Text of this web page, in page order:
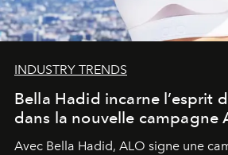
INDUSTRY TRENDS
Bella Hadid incarne l’esprit
dans la nouvelle campagne
Avec Bella Hadid, ALO signe une